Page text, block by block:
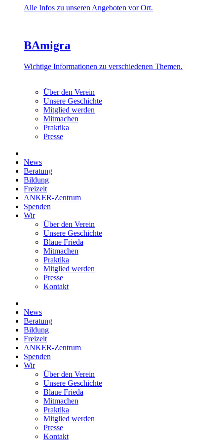
Alle Infos zu unseren Angeboten vor Ort.
BAmigra
Wichtige Informationen zu verschiedenen Themen.
Über den Verein
Unsere Geschichte
Mitglied werden
Mitmachen
Praktika
Presse
News
Beratung
Bildung
Freizeit
ANKER-Zentrum
Spenden
Wir
Über den Verein
Unsere Geschichte
Blaue Frieda
Mitmachen
Praktika
Mitglied werden
Presse
Kontakt
News
Beratung
Bildung
Freizeit
ANKER-Zentrum
Spenden
Wir
Über den Verein
Unsere Geschichte
Blaue Frieda
Mitmachen
Praktika
Mitglied werden
Presse
Kontakt